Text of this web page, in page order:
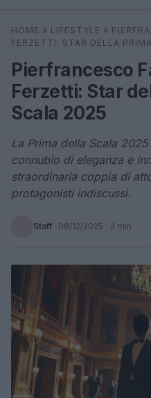
Cerca
HOME » LIFESTYLE »
FERZETTI: STAR DELLA
Pierfrancesco
Ferzetti: Star
Scala 2025
La Prima della Scala
connubio di eleganza e
straordinaria coppia di
protagonisti indiscussi.
Staff · 08/12/2025 · 3 min